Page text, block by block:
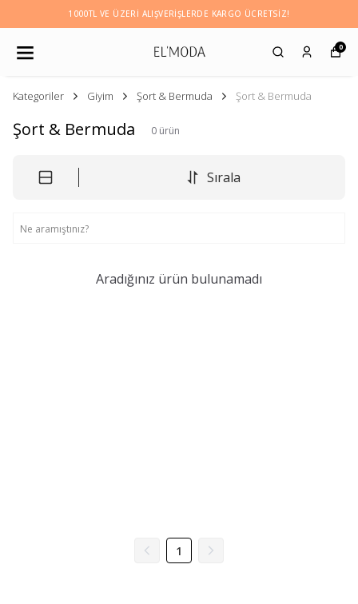
1000TL VE ÜZERI ALIŞVERIŞLERDE KARGO ÜCRETSİZ!
0
Kategoriler Giyim Şort & Bermuda Şort & Bermuda
Şort & Bermuda 0 ürün
Sırala
Aradığınız ürün bulunamadı
1